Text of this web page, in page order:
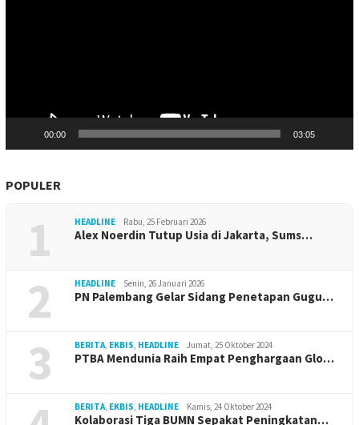
00:00 03:05
POPULER
1 HEADLINE Rabu, 25 Februari 2026
Alex Noerdin Tutup Usia di Jakarta, Sums…
2 HEADLINE Senin, 26 Januari 2026
PN Palembang Gelar Sidang Penetapan Gugu…
3 BERITA, EKBIS, HEADLINE Jumat, 25 Oktober 2024
PTBA Mendunia Raih Empat Penghargaan Glo…
BERITA, EKBIS, HEADLINE Kamis, 24 Oktober 2024
Kolaborasi Tiga BUMN Sepakat Peningkatan…